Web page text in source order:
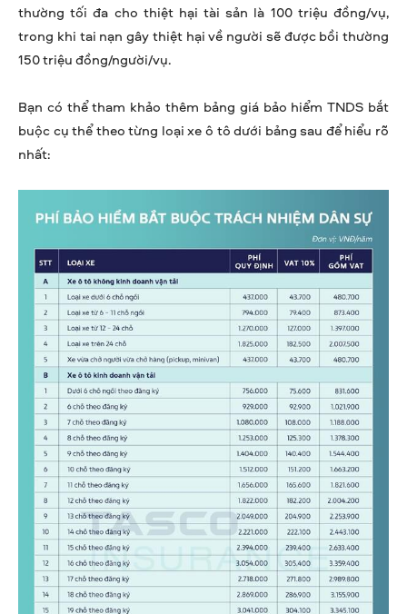
thường tối đa cho thiệt hại tài sản là 100 triệu đồng/vụ,
trong khi tai nạn gây thiệt hại về người sẽ được bồi thường
150 triệu đồng/người/vụ.
Bạn có thể tham khảo thêm bảng giá bảo hiểm TNDS bắt
buộc cụ thể theo từng loại xe ô tô dưới bảng sau để hiểu rõ
nhất: